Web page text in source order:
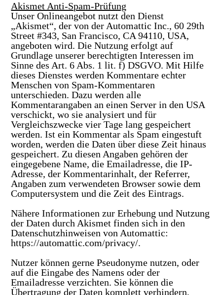
Akismet Anti-Spam-Prüfung
Unser Onlineangebot nutzt den Dienst
„Akismet“, der von der Automattic Inc., 60 29th
Street #343, San Francisco, CA 94110, USA,
angeboten wird. Die Nutzung erfolgt auf
Grundlage unserer berechtigten Interessen im
Sinne des Art. 6 Abs. 1 lit. f) DSGVO. Mit Hilfe
dieses Dienstes werden Kommentare echter
Menschen von Spam-Kommentaren
unterschieden. Dazu werden alle
Kommentarangaben an einen Server in den USA
verschickt, wo sie analysiert und für
Vergleichszwecke vier Tage lang gespeichert
werden. Ist ein Kommentar als Spam eingestuft
worden, werden die Daten über diese Zeit hinaus
gespeichert. Zu diesen Angaben gehören der
eingegebene Name, die Emailadresse, die IP-
Adresse, der Kommentarinhalt, der Referrer,
Angaben zum verwendeten Browser sowie dem
Computersystem und die Zeit des Eintrags.
Nähere Informationen zur Erhebung und Nutzung
der Daten durch Akismet finden sich in den
Datenschutzhinweisen von Automattic:
https://automattic.com/privacy/.
Nutzer können gerne Pseudonyme nutzen, oder
auf die Eingabe des Namens oder der
Emailadresse verzichten. Sie können die
Übertragung der Daten komplett verhindern,